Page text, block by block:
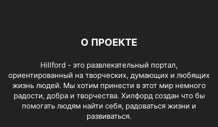
О ПРОЕКТЕ
Hillford - это развлекательный портал,
ориентированный на творческих, думающих и любящих
жизнь людей. Мы хотим принести в этот мир немного
радости, добра и творчества. Хилфорд создан что бы
помогать людям найти себя, радоваться жизни и
развиваться.